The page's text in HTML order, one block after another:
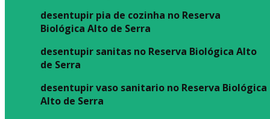
desentupir pia de cozinha no Reserva
Biológica Alto de Serra
desentupir sanitas no Reserva Biológica Alto
de Serra
desentupir vaso sanitario no Reserva Biológica
Alto de Serra